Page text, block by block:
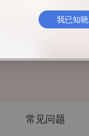
常见问题
我已知晓